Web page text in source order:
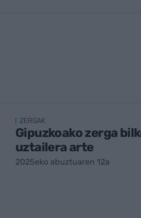
ZERGAK
Gipuzkoako zerga
uztailera arte
2025eko abuztuaren 12a